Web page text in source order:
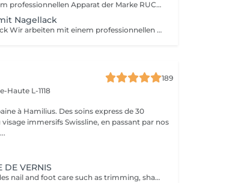
Wir arbeiten mit einem professionnellen Apparat der Marke RUCK, Fussbad, schneiden & feilen der Nägel, säubern der Nagelhaut, polieren der Nägel, entfernen von Hühneraugen, Hornhaut & von eingewachsenen Nägeln.
Nagellack
Pediküre mit Nagellack Wir arbeiten mit einem professionnellen Apparat der Marke RUCK, Fussbad, schneiden & feilen der Nägel, säubern der Nagelhaut, polieren der Nägel, entfernen von Hühneraugen, Hornhaut & von eingewachsenen Nägeln und Fussmassage Nagellack = ganz normaler Lack, den man selber mit Nagellackentferner abwischen kann. Hält 2-4 Tage auf Fingernägeln, 1 Monat auf Fussnägeln und muss bis zu 30min trocknen. Semi = wird unter einer LEDlampe getrocknet und sollte bei uns wieder entfernt werden (ist im Preis inbegriffen) . Hält 3 Wochen auf Fingernägeln, 4-5 Wochen auf Fussnägeln und ist direkt trocken. Kann die Nägel jedoch schädigen wenn es oft und ohne Pause gemacht wird.
189
Haute L-1118
à Hamilius. Des soins express de 30
immersifs Swissline, en passant par nos
DE VERNIS
This treatment includes nail and foot care such as trimming, shaping, cuticle care, and exfoliation, followed by the application of nail polish. It leaves feet looking polished and well-groomed, enhancing both health and beauty of nails and skin.